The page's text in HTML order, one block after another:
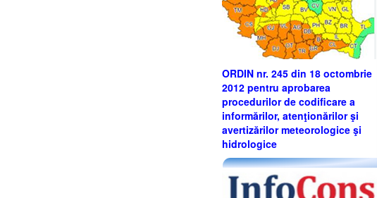
ORDIN nr. 245 din 18 octombrie
2012 pentru aprobarea
procedurilor de codificare a
informărilor, atenţionărilor şi
avertizărilor meteorologice şi
hidrologice